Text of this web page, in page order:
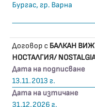
Бургас, гр. Варна
Договор с БАЛКАН
НОСТАЛГИЯ/
Дата на подписване
13.11.2013 г.
Дата на изтичане
31.12.2026 г.